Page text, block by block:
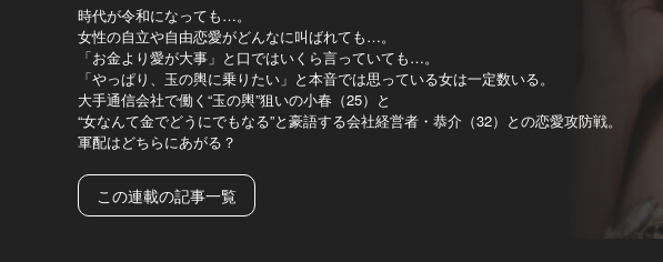
時代が令和になっても…。
女性の自立や自由恋愛がどんなに叫ばれても…。
「お金より愛が大事」と口ではいくら言っていても…。
「やっぱり、玉の輿に乗りたい」と本音では思っている女は一定数いる。
大手通信会社で働く“玉の輿”狙いの小春（25）と
“女なんて金でどうにでもなる”と豪語する会社経営者・恭介（32）との恋愛攻防戦。
軍配はどちらにあがる？
この連載の記事一覧